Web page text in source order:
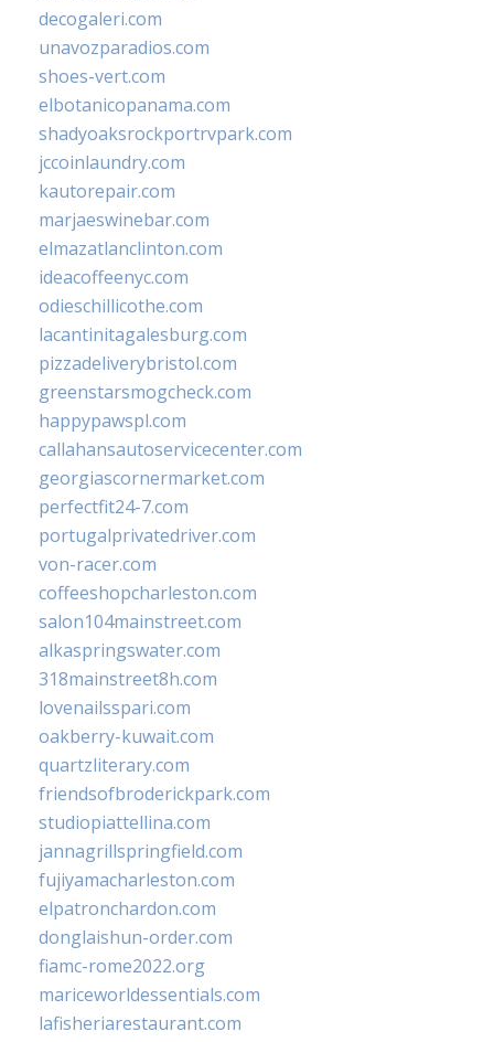
decogaleri.com
unavozparadios.com
shoes-vert.com
elbotanicopanama.com
shadyoaksrockportrvpark.com
jccoinlaundry.com
kautorepair.com
marjaeswinebar.com
elmazatlanclinton.com
ideacoffeenyc.com
odieschillicothe.com
lacantinitagalesburg.com
pizzadeliverybristol.com
greenstarsmogcheck.com
happypawspl.com
callahansautoservicecenter.com
georgiascornermarket.com
perfectfit24-7.com
portugalprivatedriver.com
von-racer.com
coffeeshopcharleston.com
salon104mainstreet.com
alkaspringswater.com
318mainstreet8h.com
lovenailsspari.com
oakberry-kuwait.com
quartzliterary.com
friendsofbroderickpark.com
studiopiattellina.com
jannagrillspringfield.com
fujiyamacharleston.com
elpatronchardon.com
donglaishun-order.com
fiamc-rome2022.org
mariceworldessentials.com
lafisheriarestaurant.com